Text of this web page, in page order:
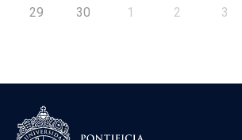
29 30 1 2 3